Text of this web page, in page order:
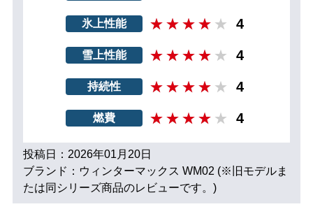
氷上性能 4
雪上性能 4
持続性 4
燃費 4
投稿日：2026年01月20日
ブランド：ウィンターマックス WM02 (※旧モデルま
たは同シリーズ商品のレビューです。)